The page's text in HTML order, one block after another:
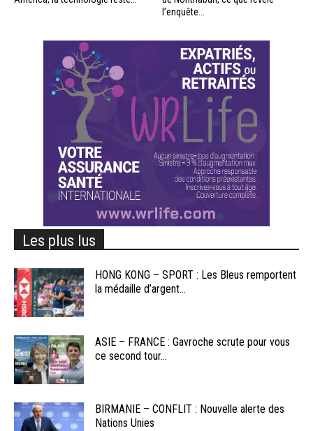
l’enquête...
Les plus lus
HONG KONG – SPORT : Les Bleus remportent
la médaille d’argent...
ASIE – FRANCE : Gavroche scrute pour vous
ce second tour...
BIRMANIE – CONFLIT : Nouvelle alerte des
Nations Unies